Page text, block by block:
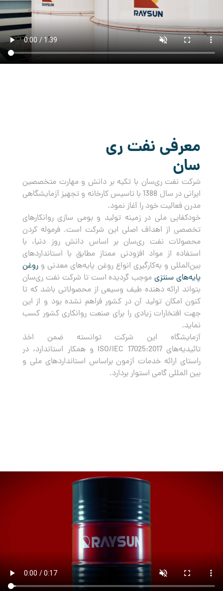
معرفی نفت ری
سان
شرکت نفت ری‌سان با تکیه بر دانش و مهارت متخصصین
ایرانی در سال 1388 با تاسیس کارخانه و تجهیز آزمایشگاهی
مدرن فعالیت خود را آغاز نمود.
خودکفایی ملی در زمینه تولید و بومی سازی روانکارهای
تخصصی از اهداف اصلی این شرکت است. فرموله کردن
محصولات نفت ری‌سان بر اساس دانش روز دنیا، با
استفاده از مواد افزودنی ممتاز مطابق با استانداردهای
بین‌المللی و به‌کارگیری انواع روغن پایه‌های معدنی وروغن
پایه‌های سنتزیموجب گردیده است تا شرکت نفت ری‌سان
بتواند ارائه دهنده طیف وسیعی از محصولاتی باشد که تا
کنون امکان تولید آن در کشور فراهم نشده بود و از این
جهت افتخارات زیادی را برای صنعت روانکاری کشور کسب
نماید.
آزمایشگاه این شرکت توانسته ضمن اخذ
تائیدیه‌های ISO/IEC 17025:2017 و همکار استاندارد، در
راستای ارائه خدمات آزمون براساس استانداردهای ملی و
بین المللی گامی استوار بردارد.